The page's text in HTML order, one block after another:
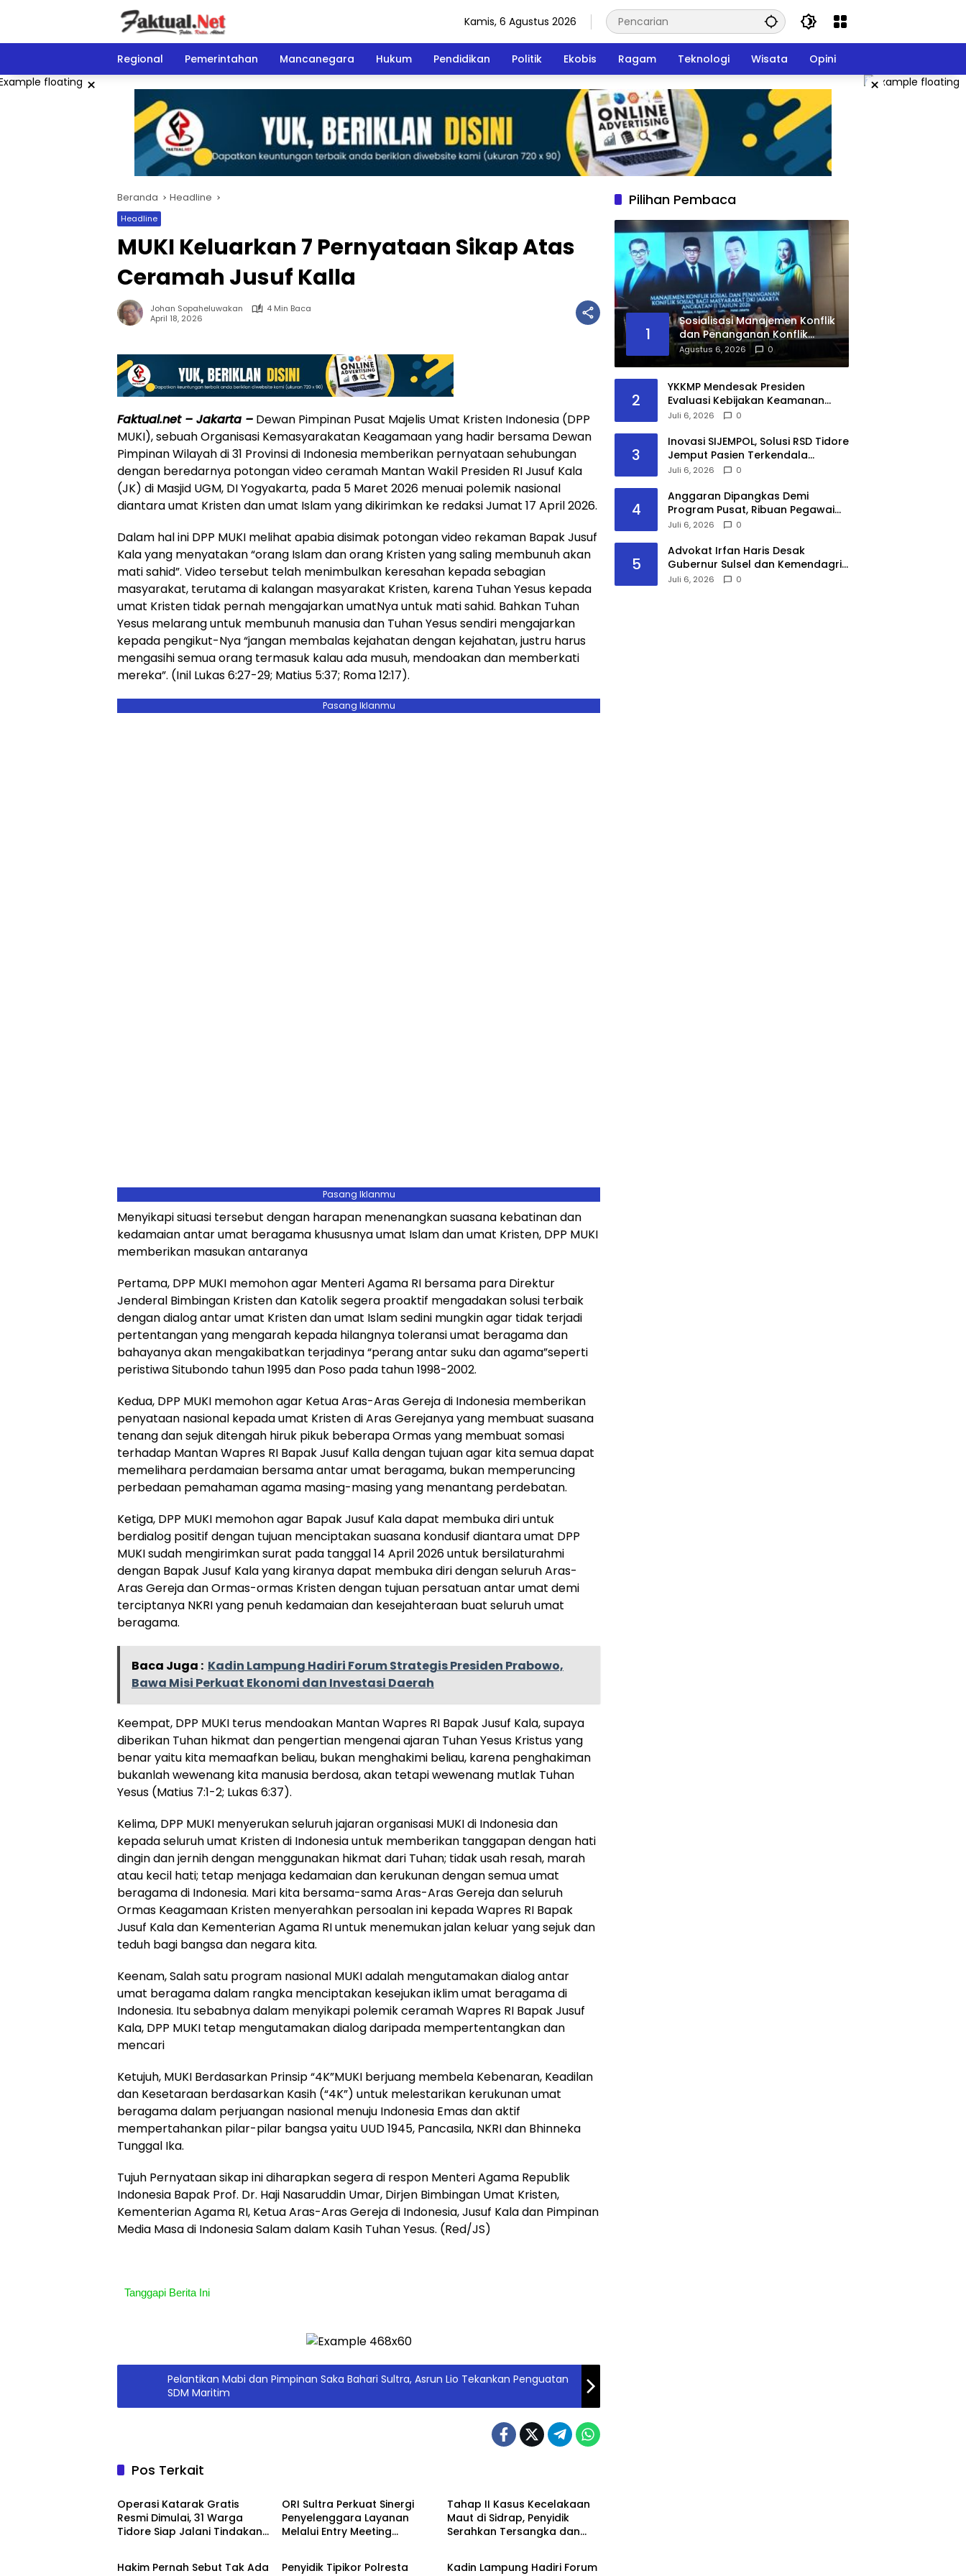
Kamis, 6 Agustus 2026
Regional Pemerintahan Mancanegara Hukum Pendidikan Politik Ekobis Ragam Teknologi Wisata Opini
× ×
Beranda Headline
Headline
MUKI Keluarkan 7 Pernyataan Sikap Atas
Ceramah Jusuf Kalla
Johan Sopaheluwakan
4 Min Baca
April 18, 2026
Faktual.net – Jakarta – Dewan Pimpinan Pusat Majelis Umat Kristen Indonesia (DPP
MUKI), sebuah Organisasi Kemasyarakatan Keagamaan yang hadir bersama Dewan
Pimpinan Wilayah di 31 Provinsi di Indonesia memberikan pernyataan sehubungan
dengan beredarnya potongan video ceramah Mantan Wakil Presiden RI Jusuf Kala
(JK) di Masjid UGM, DI Yogyakarta, pada 5 Maret 2026 menuai polemik nasional
diantara umat Kristen dan umat Islam yang dikirimkan ke redaksi Jumat 17 April 2026.
Dalam hal ini DPP MUKI melihat apabia disimak potongan video rekaman Bapak Jusuf
Kala yang menyatakan “orang Islam dan orang Kristen yang saling membunuh akan
mati sahid”. Video tersebut telah menimbulkan keresahan kepada sebagian
masyarakat, terutama di kalangan masyarakat Kristen, karena Tuhan Yesus kepada
umat Kristen tidak pernah mengajarkan umatNya untuk mati sahid. Bahkan Tuhan
Yesus melarang untuk membunuh manusia dan Tuhan Yesus sendiri mengajarkan
kepada pengikut-Nya “jangan membalas kejahatan dengan kejahatan, justru harus
mengasihi semua orang termasuk kalau ada musuh, mendoakan dan memberkati
mereka”. (Inil Lukas 6:27-29; Matius 5:37; Roma 12:17).
Pasang Iklanmu
Pasang Iklanmu
Menyikapi situasi tersebut dengan harapan menenangkan suasana kebatinan dan
kedamaian antar umat beragama khususnya umat Islam dan umat Kristen, DPP MUKI
memberikan masukan antaranya
Pertama, DPP MUKI memohon agar Menteri Agama RI bersama para Direktur
Jenderal Bimbingan Kristen dan Katolik segera proaktif mengadakan solusi terbaik
dengan dialog antar umat Kristen dan umat Islam sedini mungkin agar tidak terjadi
pertentangan yang mengarah kepada hilangnya toleransi umat beragama dan
bahayanya akan mengakibatkan terjadinya “perang antar suku dan agama”seperti
peristiwa Situbondo tahun 1995 dan Poso pada tahun 1998-2002.
Kedua, DPP MUKI memohon agar Ketua Aras-Aras Gereja di Indonesia memberikan
penyataan nasional kepada umat Kristen di Aras Gerejanya yang membuat suasana
tenang dan sejuk ditengah hiruk pikuk beberapa Ormas yang membuat somasi
terhadap Mantan Wapres RI Bapak Jusuf Kalla dengan tujuan agar kita semua dapat
memelihara perdamaian bersama antar umat beragama, bukan memperuncing
perbedaan pemahaman agama masing-masing yang menantang perdebatan.
Ketiga, DPP MUKI memohon agar Bapak Jusuf Kala dapat membuka diri untuk
berdialog positif dengan tujuan menciptakan suasana kondusif diantara umat DPP
MUKI sudah mengirimkan surat pada tanggal 14 April 2026 untuk bersilaturahmi
dengan Bapak Jusuf Kala yang kiranya dapat membuka diri dengan seluruh Aras-
Aras Gereja dan Ormas-ormas Kristen dengan tujuan persatuan antar umat demi
terciptanya NKRI yang penuh kedamaian dan kesejahteraan buat seluruh umat
beragama.
Baca Juga : Kadin Lampung Hadiri Forum Strategis Presiden Prabowo,
Bawa Misi Perkuat Ekonomi dan Investasi Daerah
Keempat, DPP MUKI terus mendoakan Mantan Wapres RI Bapak Jusuf Kala, supaya
diberikan Tuhan hikmat dan pengertian mengenai ajaran Tuhan Yesus Kristus yang
benar yaitu kita memaafkan beliau, bukan menghakimi beliau, karena penghakiman
bukanlah wewenang kita manusia berdosa, akan tetapi wewenang mutlak Tuhan
Yesus (Matius 7:1-2; Lukas 6:37).
Kelima, DPP MUKI menyerukan seluruh jajaran organisasi MUKI di Indonesia dan
kepada seluruh umat Kristen di Indonesia untuk memberikan tanggapan dengan hati
dingin dan jernih dengan menggunakan hikmat dari Tuhan; tidak usah resah, marah
atau kecil hati; tetap menjaga kedamaian dan kerukunan dengan semua umat
beragama di Indonesia. Mari kita bersama-sama Aras-Aras Gereja dan seluruh
Ormas Keagamaan Kristen menyerahkan persoalan ini kepada Wapres RI Bapak
Jusuf Kala dan Kementerian Agama RI untuk menemukan jalan keluar yang sejuk dan
teduh bagi bangsa dan negara kita.
Keenam, Salah satu program nasional MUKI adalah mengutamakan dialog antar
umat beragama dalam rangka menciptakan kesejukan iklim umat beragama di
Indonesia. Itu sebabnya dalam menyikapi polemik ceramah Wapres RI Bapak Jusuf
Kala, DPP MUKI tetap mengutamakan dialog daripada mempertentangkan dan
mencari
Ketujuh, MUKI Berdasarkan Prinsip “4K”MUKI berjuang membela Kebenaran, Keadilan
dan Kesetaraan berdasarkan Kasih (“4K”) untuk melestarikan kerukunan umat
beragama dalam perjuangan nasional menuju Indonesia Emas dan aktif
mempertahankan pilar-pilar bangsa yaitu UUD 1945, Pancasila, NKRI dan Bhinneka
Tunggal Ika.
Tujuh Pernyataan sikap ini diharapkan segera di respon Menteri Agama Republik
Indonesia Bapak Prof. Dr. Haji Nasaruddin Umar, Dirjen Bimbingan Umat Kristen,
Kementerian Agama RI, Ketua Aras-Aras Gereja di Indonesia, Jusuf Kala dan Pimpinan
Media Masa di Indonesia Salam dalam Kasih Tuhan Yesus. (Red/JS)
Tanggapi Berita Ini
Pelantikan Mabi dan Pimpinan Saka Bahari Sultra, Asrun Lio Tekankan Penguatan
SDM Maritim
Pos Terkait
Headline
Operasi Katarak Gratis
Resmi Dimulai, 31 Warga
Tidore Siap Jalani Tindakan
ORI Sultra Perkuat Sinergi
Penyelenggara Layanan
Melalui Entry Meeting
Tahap II Kasus Kecelakaan
Maut di Sidrap, Penyidik
Serahkan Tersangka dan
Berita
Hakim Pernah Sebut Tak Ada
Headline
Penyidik Tipikor Polresta
Berita
Kadin Lampung Hadiri Forum
Pilihan Pembaca
1
Sosialisasi Manajemen Konflik
dan Penanganan Konflik
Diapresiasi Ketua OKP Jakut
Agustus 6, 2026 0
2
YKKMP Mendesak Presiden
Evaluasi Kebijakan Keamanan
Papua: Lindungi Warga Sipil dan
Juli 6, 2026 0
3
Inovasi SIJEMPOL, Solusi RSD Tidore
Jemput Pasien Terkendala
Transportasi
Juli 6, 2026 0
4
​Anggaran Dipangkas Demi
Program Pusat, Ribuan Pegawai
Tidore Menjerit Nyaris Nganggur
Juli 6, 2026 0
5
Advokat Irfan Haris Desak
Gubernur Sulsel dan Kemendagri
Pertimbangkan Penonaktifan
Juli 6, 2026 0